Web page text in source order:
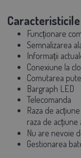
Funcționare
Semnalizarea
Informații
Conexiune la
Comutarea
Bargraph LED
Telecomanda
Raza de
raza de
Nu are nevoie
Gestionarea